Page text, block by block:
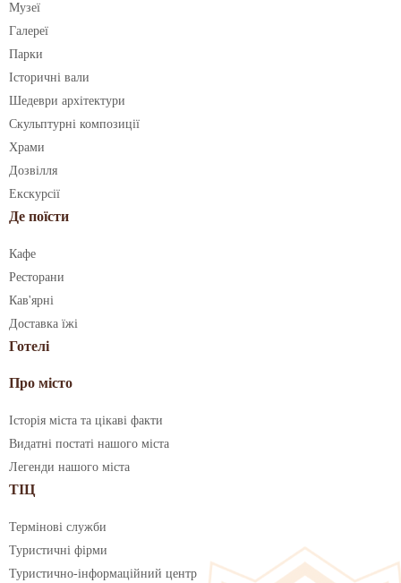
Музеї
Галереї
Парки
Історичні вали
Шедеври архітектури
Скульптурні композиції
Храми
Дозвілля
Екскурсії
Де поїсти
Кафе
Ресторани
Кав'ярні
Доставка їжі
Готелі
Про місто
Історія міста та цікаві факти
Видатні постаті нашого міста
Легенди нашого міста
ТІЦ
Термінові служби
Туристичні фірми
Туристично-інформаційний центр